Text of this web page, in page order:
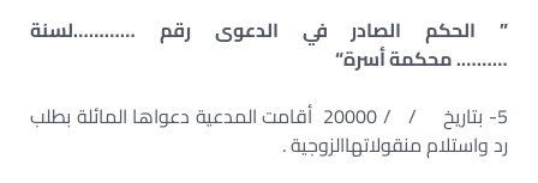
” الحكم الصادر في الدعوى رقم …………لسنة
……….محكمة أسرة“
5- بتاريخ / / 20000 أقامت المدعية دعواها المائلة بطلب
رد واستلام منقولاتهاالزوجية .